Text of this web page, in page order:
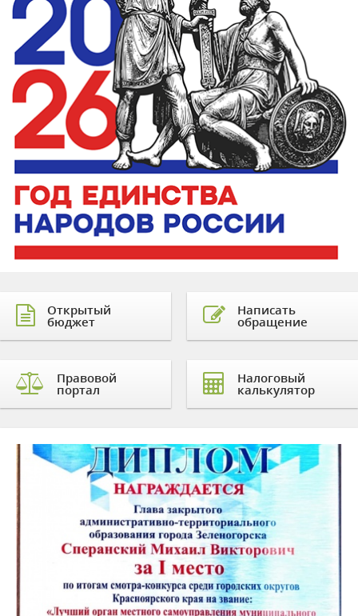
Открытый
бюджет
Правовой
портал
Написать
обращение
Налоговый
калькулятор